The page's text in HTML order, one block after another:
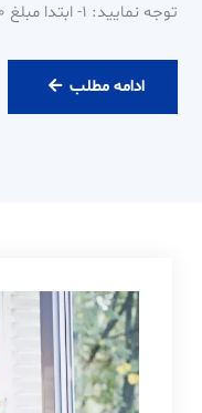
توجه نمایید: ۱- ابتدا مبلغ ۷،۵۰۰،۰۰۰ ریال به کارت…
ادامه مطلبرزرو
ویزیت